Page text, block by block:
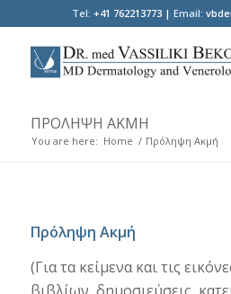
Tel: +41 762213773 |Email:
ΠΡΌΛΗΨΗ ΑΚΜΉ
You are here: Home / Πρόληψη Ακμή
Πρόληψη Ακμή
(Για τα κείμενα και τις